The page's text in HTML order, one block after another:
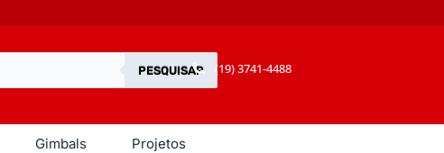
PESQUISAR (19) 3741-4488
Gimbals Projetos